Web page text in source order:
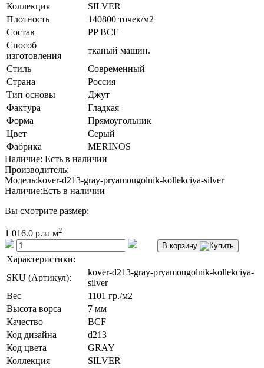
Коллекция
SILVER
Плотность
140800 точек/м2
Состав
PP BCF
Способ
изготовления
тканый машин.
Стиль
Современный
Страна
Россия
Тип основы
Джут
Фактура
Гладкая
Форма
Прямоугольник
Цвет
Серый
Фабрика
MERINOS
Наличие: Есть в наличии
Производитель:
Модель:kover-d213-gray-pryamougolnik-kollekciya-silver
Наличие:Есть в наличии
Вы смотрите размер:
1 016.0 р.за м2
В корзину
Характеристики:
SKU (Артикул):
kover-d213-gray-pryamougolnik-kollekciya-
silver
Вес
1101 гр./м2
Высота ворса
7 мм
Качество
BCF
Код дизайна
d213
Код цвета
GRAY
Коллекция
SILVER